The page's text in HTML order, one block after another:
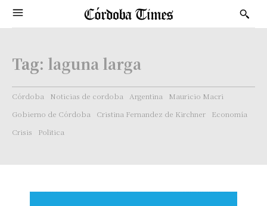
Tag: laguna larga
Córdoba Noticias de cordoba Argentina
Mauricio Macri
Gobierno de Córdoba
Cristina Fernandez de Kirchner
Economía
Crisis
Politica